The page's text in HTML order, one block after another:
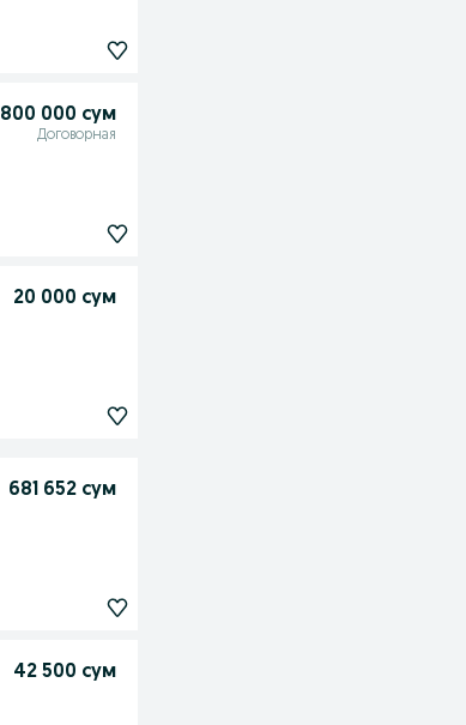
800 000 сум
Договорная
20 000 сум
681 652 сум
42 500 сум